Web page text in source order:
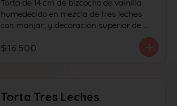
Torta de 14 cm de bizcocho de vainilla
humedecido en mezcla de tres leches
con manjar, y decoración superior de
chantilly y manjar. recomendada para 6
personas.
$16.500
Torta Tres Leches